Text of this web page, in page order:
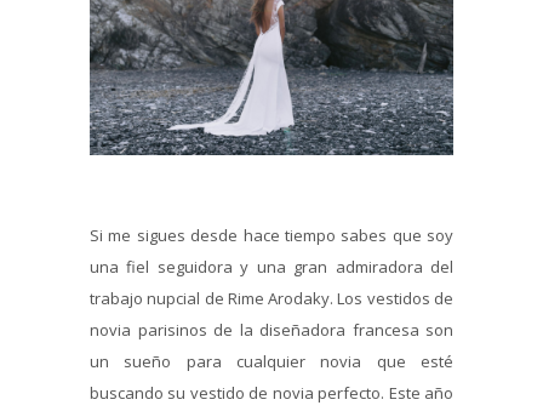
Si me sigues desde hace tiempo sabes que soy
una fiel seguidora y una gran admiradora del
trabajo nupcial de Rime Arodaky. Los vestidos de
novia parisinos de la diseñadora francesa son
un sueño para cualquier novia que esté
buscando su vestido de novia perfecto. Este año